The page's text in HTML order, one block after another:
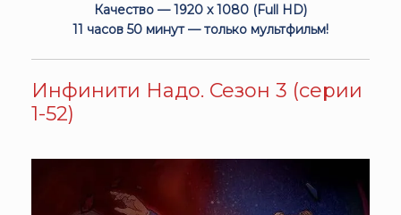
Качество — 1920 x 1080 (Full HD)
11 часов 50 минут — только мультфильм!
Инфинити Надо. Сезон 3 (серии
1-52)